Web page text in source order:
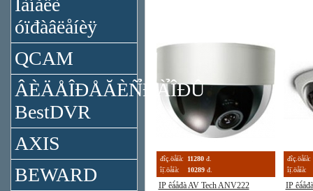
Ïàíåëè
óïđàâëåíèÿ
QCAM
ÂÈÄÅÎĐÅĂÈÑ̉ĐÀ̉ÎĐÛ
BestDVR
AXIS
BEWARD
đîç.öåíà: 11280 đ.
îị̈.öåíà:
10289 đ.
IP êà́åđà AV Tech ANV222
đîç.öåíà:
îị̈.öåíà:
IP